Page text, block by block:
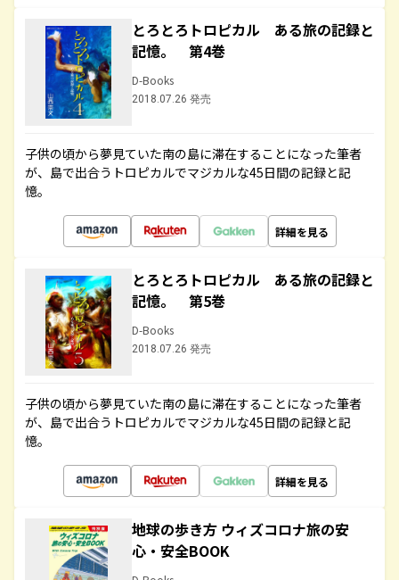
とろとろトロピカル ある旅の記録と
記憶。 第4巻
D-Books
2018.07.26 発売
子供の頃から夢見ていた南の島に滞在することになった筆者
が、島で出合うトロピカルでマジカルな45日間の記録と記
憶。
詳細を見る
とろとろトロピカル ある旅の記録と
記憶。 第5巻
D-Books
2018.07.26 発売
子供の頃から夢見ていた南の島に滞在することになった筆者
が、島で出合うトロピカルでマジカルな45日間の記録と記
憶。
詳細を見る
地球の歩き方 ウィズコロナ旅の安
心・安全BOOK